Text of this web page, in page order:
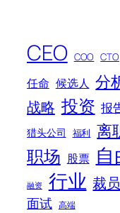
CEO COO CTO
任命 候选人 分
战略 投资 报
猎头公司 福利 离
职场 股票
融资 行业 裁员
面试 高端